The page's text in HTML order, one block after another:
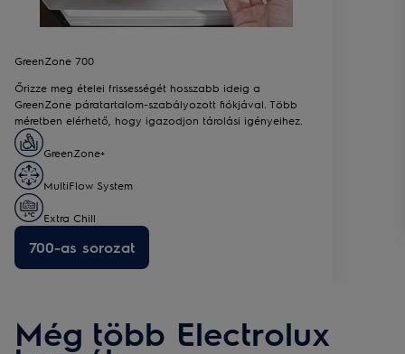
GreenZone 700
Őrizze meg ételei frissességét hosszabb ideig a
GreenZone páratartalom-szabályozott fiókjával. Több
méretben elérhető, hogy igazodjon tárolási igényeihez.
GreenZone+
MultiFlow System
Extra Chill
700-as sorozat
Még több Electrolux